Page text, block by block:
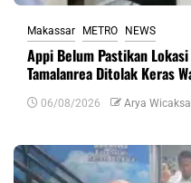
Makassar METRO NEWS
Appi Belum Pastikan
Tamalanrea Ditolak Keras
06/08/2026 Arya